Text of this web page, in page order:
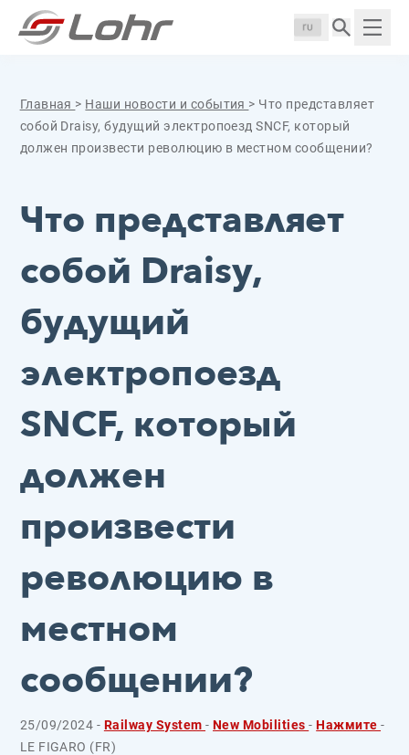
Перейти к содержанию
Langue :
Главная > Наши новости и события > Что представляет
собой Draisy, будущий электропоезд SNCF, который
должен произвести революцию в местном сообщении?
Что представляет
собой Draisy,
будущий
электропоезд
SNCF, который
должен
произвести
революцию в
местном
сообщении?
25/09/2024 - Railway System-New Mobilities-Нажмите-
LE FIGARO (FR)
Панель управления cookies